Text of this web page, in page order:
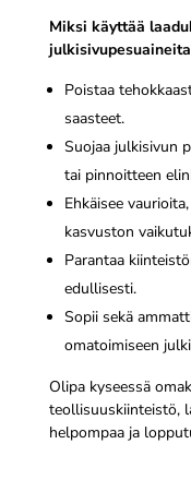
Miksi käyttää
Poistaa
saasteet.
Suojaa julkisivun
tai pinnoitteen
Ehkäisee
kasvuston
Parantaa
edullisesti.
Sopii sekä
omatoimiseen
Olipa kyseessä
teollisuuskiinteistö,
helpompaa ja